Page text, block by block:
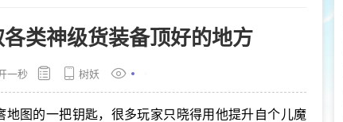
类神级货装备顶好的地方
一秒 树妖
图的一把钥匙，很多玩家只晓得用他提升自个儿魔